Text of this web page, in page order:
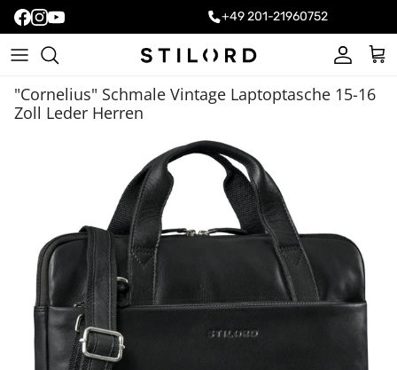
+49 201-21960752
Konto
"Cornelius" Schmale Vintage Laptoptasche 15-16
Zoll Leder Herren